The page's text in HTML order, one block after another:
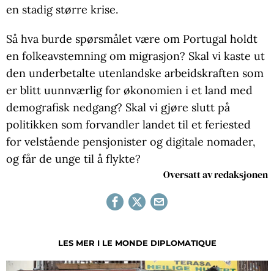
en stadig større krise.
Så hva burde spørsmålet være om Portugal holdt
en folkeavstemning om migrasjon? Skal vi kaste ut
den underbetalte utenlandske arbeidskraften som
er blitt uunnværlig for økonomien i et land med
demografisk nedgang? Skal vi gjøre slutt på
politikken som forvandler landet til et feriested
for velstående pensjonister og digitale nomader,
og får de unge til å flykte?
Oversatt av redaksjonen
LES MER I LE MONDE DIPLOMATIQUE